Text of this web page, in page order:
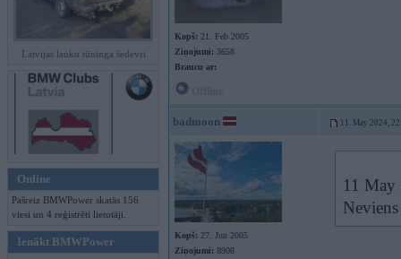
Latvijas lauku tūninga šedevri
Online
Pašreiz BMWPower skatās 156
viesi un 4 reģistrēti lietotāji.
Ienākt BMWPower
Kopš: 21. Feb 2005
Ziņojumi: 3658
Braucu ar:
badmoon 11. May 2024,
Kopš: 27. Jun 2005
Ziņojumi: 8908
11